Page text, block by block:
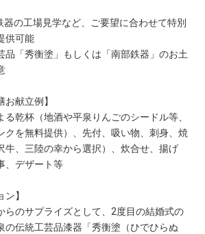
の工場見学など、ご要望に合わせて特別
供可能
品「秀衡塗」もしくは「南部鉄器」のお土
お献立例】
る乾杯（地酒や平泉りんごのシードル等、
クを無料提供）、先付、吸い物、刺身、焼
牛、三陸の幸から選択）、炊合せ、揚げ
、デザート等
ン】
らのサプライズとして、2度目の結婚式の
の伝統工芸品漆器「秀衡塗（ひでひらぬ